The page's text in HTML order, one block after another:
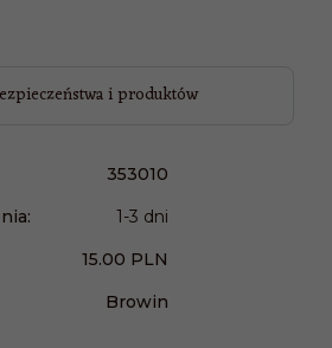
i produktów
353010
1-3 dni
15.00 PLN
Browin